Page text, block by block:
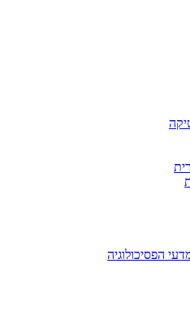
הפסיכולוגיה